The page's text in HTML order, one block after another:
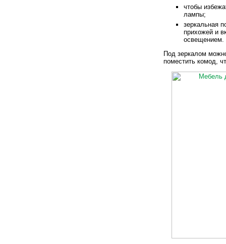
чтобы
лампы;
зеркальная
прихожей и
освещением.
Под зеркалом
поместить комод,